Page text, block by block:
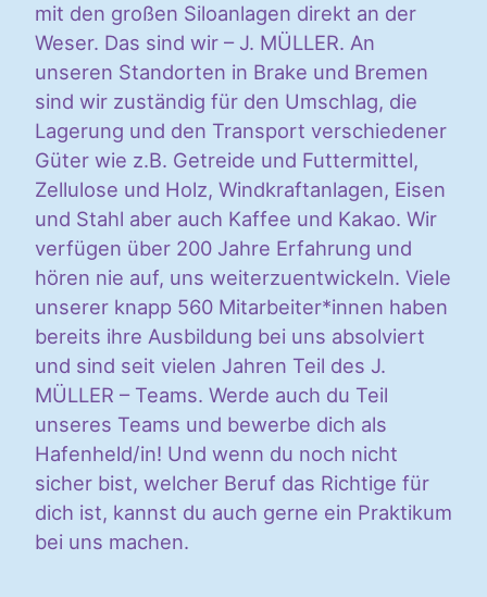
mit den großen Siloanlagen direkt an der
Weser. Das sind wir – J. MÜLLER. An
unseren Standorten in Brake und Bremen
sind wir zuständig für den Umschlag, die
Lagerung und den Transport verschiedener
Güter wie z.B. Getreide und Futtermittel,
Zellulose und Holz, Windkraftanlagen, Eisen
und Stahl aber auch Kaffee und Kakao. Wir
verfügen über 200 Jahre Erfahrung und
hören nie auf, uns weiterzuentwickeln. Viele
unserer knapp 560 Mitarbeiter*innen haben
bereits ihre Ausbildung bei uns absolviert
und sind seit vielen Jahren Teil des J.
MÜLLER – Teams. Werde auch du Teil
unseres Teams und bewerbe dich als
Hafenheld/in! Und wenn du noch nicht
sicher bist, welcher Beruf das Richtige für
dich ist, kannst du auch gerne ein Praktikum
bei uns machen.